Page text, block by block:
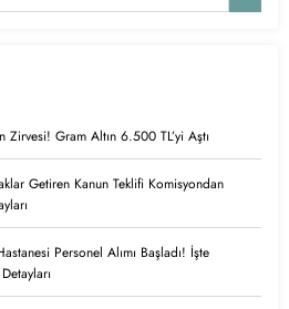
Zirvesi! Gram Altın 6.500 TL’yi Aştı
Getiren Kanun Teklifi Komisyondan
Personel Alımı Başladı! İşte